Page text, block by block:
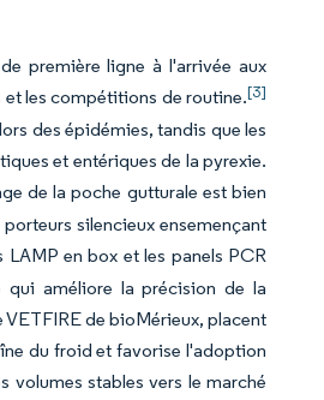
première ligne à l'arrivée aux
et les compétitions de routine.[3]
des épidémies, tandis que les
et entériques de la pyrexie.
de la poche gutturale est bien
silencieux ensemençant
en box et les panels PCR
qui améliore la précision de la
de bioMérieux, placent
du froid et favorise l'adoption
volumes stables vers le marché